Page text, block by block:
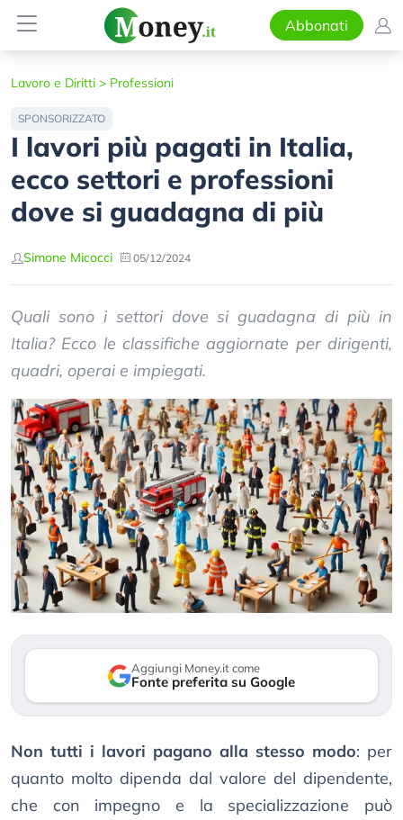
Abbonati
Lavoro e Diritti > Professioni
SPONSORIZZATO
I lavori più pagati in Italia,
ecco settori e professioni
dove si guadagna di più
Simone Micocci 05/12/2024
Quali sono i settori dove si guadagna di più in
Italia? Ecco le classifiche aggiornate per dirigenti,
quadri, operai e impiegati.
Aggiungi Money.it come
Fonte preferita su Google
Non tutti i lavori pagano alla stesso modo: per
quanto molto dipenda dal valore del dipendente,
che con impegno e la specializzazione può